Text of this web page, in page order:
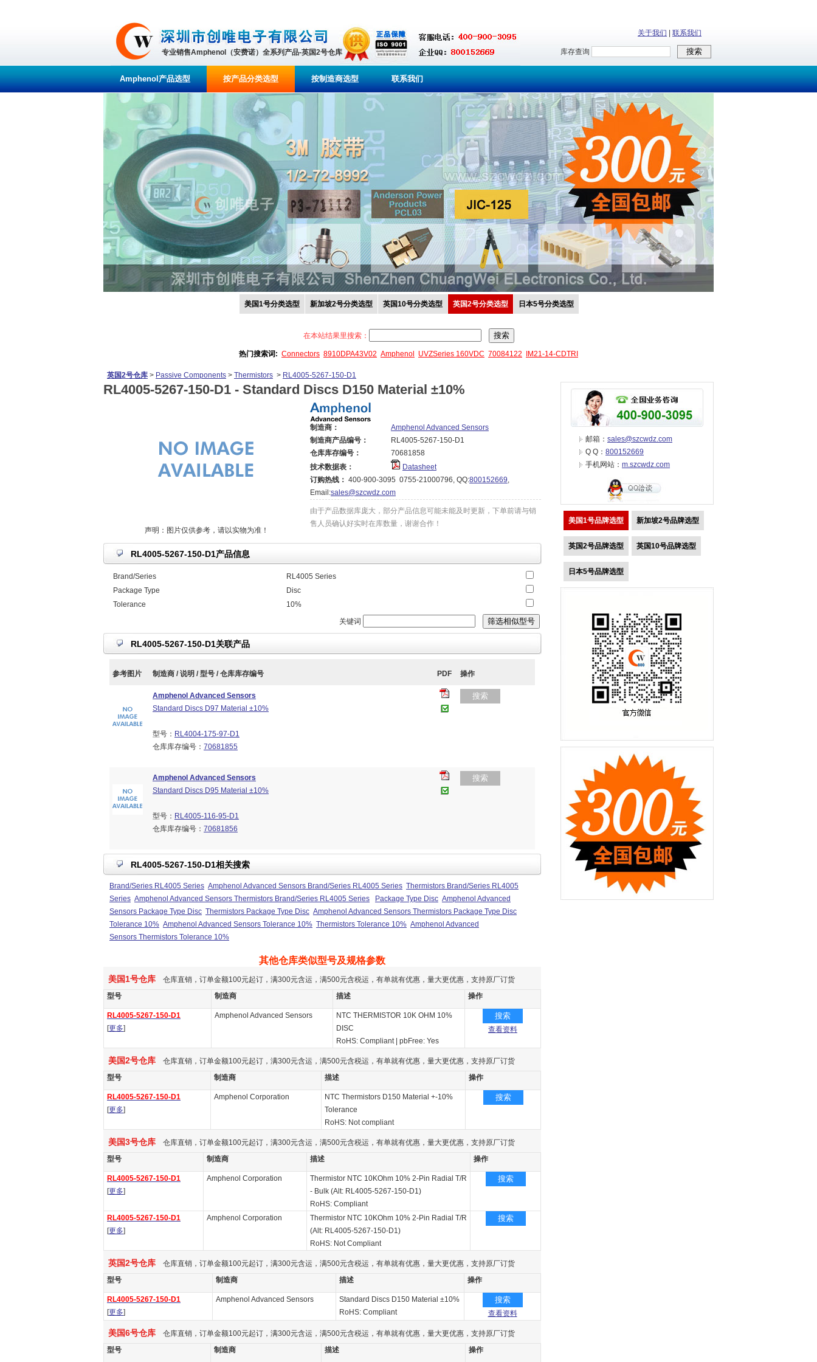
专业销售Amphenol（安费诺）全系列产品-英国2号仓库
关于我们 联系我们
库存查询
Amphenol产品选型 按产品分类选型 按制造商选型 联系我们
美国1号分类选型 新加坡2号分类选型 英国10号分类选型 英国2号分类选型 日本5号分类选型
在本站结果里搜索：
热门搜索词: Connectors 8910DPA43V02 Amphenol UVZSeries 160VDC 70084122 IM21-14-CDTRI
英国2号仓库 > Passive Components > Thermistors > RL4005-5267-150-D1
RL4005-5267-150-D1 - Standard Discs D150 Material ±10%
声明：图片仅供参考，请以实物为准！
制造商：
Amphenol Advanced Sensors
制造商产品编号：
RL4005-5267-150-D1
仓库库存编号：
70681858
技术数据表：
Datasheet
订购热线： 400-900-3095 0755-21000796, QQ:800152669,
Email:sales@szcwdz.com
由于产品数据库庞大，部分产品信息可能未能及时更新，下单前请与销
售人员确认好实时在库数量，谢谢合作！
RL4005-5267-150-D1产品信息
Brand/Series
RL4005 Series
Package Type
Disc
Tolerance
10%
关键词
RL4005-5267-150-D1关联产品
参考图片 制造商 / 说明 / 型号 / 仓库库存编号 PDF 操作
Amphenol Advanced Sensors
Standard Discs D97 Material ±10%
型号： RL4004-175-97-D1
仓库库存编号： 70681855
搜索
Amphenol Advanced Sensors
Standard Discs D95 Material ±10%
型号： RL4005-116-95-D1
仓库库存编号： 70681856
搜索
RL4005-5267-150-D1相关搜索
Brand/Series RL4005 Series Amphenol Advanced Sensors Brand/Series RL4005 Series Thermistors Brand/Series RL4005
Series Amphenol Advanced Sensors Thermistors Brand/Series RL4005 Series Package Type Disc Amphenol Advanced
Sensors Package Type Disc Thermistors Package Type Disc Amphenol Advanced Sensors Thermistors Package Type Disc
Tolerance 10% Amphenol Advanced Sensors Tolerance 10% Thermistors Tolerance 10% Amphenol Advanced
Sensors Thermistors Tolerance 10%
其他仓库类似型号及规格参数
美国1号仓库 仓库直销，订单金额100元起订，满300元含运，满500元含税运，有单就有优惠，量大更优惠，支持原厂订货
型号
制造商 描述 操作
RL4005-5267-150-D1
[更多]
Amphenol Advanced Sensors
NTC THERMISTOR 10K OHM 10%
DISC
RoHS: Compliant pbFree: Yes
搜索
查看资料
美国2号仓库 仓库直销，订单金额100元起订，满300元含运，满500元含税运，有单就有优惠，量大更优惠，支持原厂订货
型号
制造商 描述 操作
RL4005-5267-150-D1
[更多]
Amphenol Corporation
NTC Thermistors D150 Material +-10%
Tolerance
RoHS: Not compliant
搜索
美国3号仓库 仓库直销，订单金额100元起订，满300元含运，满500元含税运，有单就有优惠，量大更优惠，支持原厂订货
型号
制造商 描述 操作
RL4005-5267-150-D1
[更多]
Amphenol Corporation
Thermistor NTC 10KOhm 10% 2-Pin Radial T/R
- Bulk (Alt: RL4005-5267-150-D1)
RoHS: Compliant
搜索
RL4005-5267-150-D1
[更多]
Amphenol Corporation
Thermistor NTC 10KOhm 10% 2-Pin Radial T/R
(Alt: RL4005-5267-150-D1)
RoHS: Not Compliant
搜索
英国2号仓库 仓库直销，订单金额100元起订，满300元含运，满500元含税运，有单就有优惠，量大更优惠，支持原厂订货
型号
制造商 描述 操作
RL4005-5267-150-D1
[更多]
Amphenol Advanced Sensors
Standard Discs D150 Material ±10%
RoHS: Compliant
搜索
查看资料
美国6号仓库 仓库直销，订单金额100元起订，满300元含运，满500元含税运，有单就有优惠，量大更优惠，支持原厂订货
型号
制造商 描述 操作
邮箱： sales@szcwdz.com
Q Q： 800152669
手机网站： m.szcwdz.com
美国1号品牌选型 新加坡2号品牌选型
英国2号品牌选型 英国10号品牌选型
日本5号品牌选型